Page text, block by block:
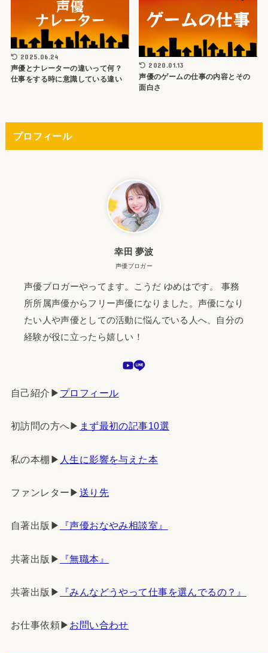
2025.06.24
声優とナレーターの違いって何？
仕事をする時に意識している違い
2020.01.13
声優のゲームの仕事の内容とその
面白さ
プロフィール
幸田 夢波
声優ブロガー
声優ブロガーやってます。こうだ ゆめはです。 事務
所所属声優からフリー声優になりました。声優になり
たい人や声優としての活動に悩んでいる人へ、自分の
経験が役に立ったら嬉しい！
自己紹介▶︎ プロフィール
初訪問の方へ▶︎ まず最初の記事10選
私の本棚▶︎ 人生に影響を与えた本
ファンレター▶︎ 送り先
自著出版▶︎ 『声優おなやみ相談室』
共著出版▶︎ 『無職本』
共著出版▶︎ 『みんなどうやって仕事を選んでるの？』
お仕事依頼▶︎ お問い合わせ